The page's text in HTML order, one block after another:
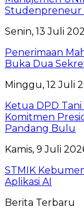
Studenpreneur
Senin, 13 Juli
Penerimaan
Buka Dua
Minggu, 12 Juli
Ketua DPD
Komitmen
Pandang Bulu
Kamis, 9 Juli
STMIK
Aplikasi AI
Berita Terbaru